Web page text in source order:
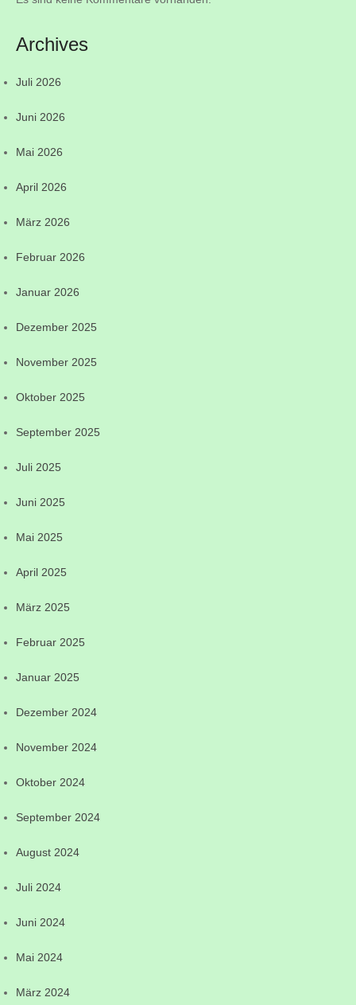
Archives
Juli 2026
Juni 2026
Mai 2026
April 2026
März 2026
Februar 2026
Januar 2026
Dezember 2025
November 2025
Oktober 2025
September 2025
Juli 2025
Juni 2025
Mai 2025
April 2025
März 2025
Februar 2025
Januar 2025
Dezember 2024
November 2024
Oktober 2024
September 2024
August 2024
Juli 2024
Juni 2024
Mai 2024
März 2024